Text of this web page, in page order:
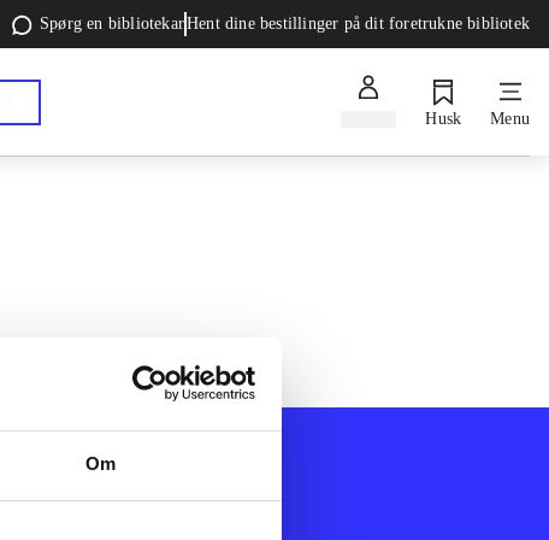
Om
Spørg en bibliotekarHent dine bestillinger på dit foretrukne bibliotek
Husk Menu
Afdelinger